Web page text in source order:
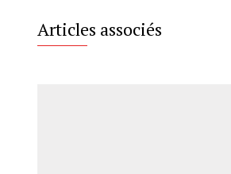
Articles associés